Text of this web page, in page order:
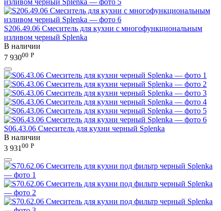
S206.49.06 Смеситель для кухни с многофункциональным
изливом черный Splenka
В наличии
7 93000 Р
S06.43.06 Смеситель для кухни черный Splenka
В наличии
3 931 00 Р